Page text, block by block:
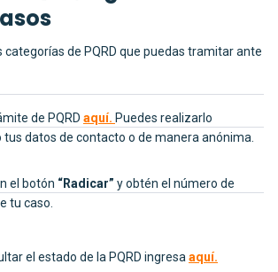
categorías de PQRD que puedas tramitar ante
de PQRD aquí. Puedes realizarlo
tus datos de contacto o de manera anónima.
el botón “Radicar” y obtén el número de
tu caso.
el estado de la PQRD ingresa aquí.